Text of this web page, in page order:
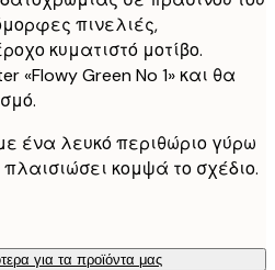
πινελιές,
κυματιστό μοτίβο.
«Flowy Green No 1» και θα
ένα λευκό περιθώριο γύρω
κομψά το σχέδιο.
για τα προϊόντα μας